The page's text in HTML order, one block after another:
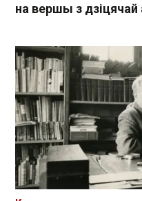
на вершы з дзіцячай